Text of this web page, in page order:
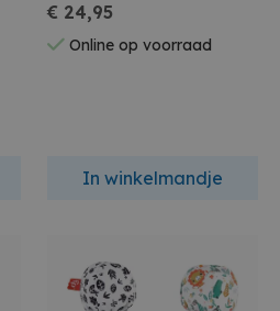
€ 24,95
Online op voorraad
In winkelmandje